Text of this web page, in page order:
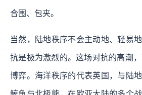
合围、包夹。
当然，陆地秩序不会主动地、轻易
抗是极为激烈的。这场对抗的高潮
博弈。海洋秩序的代表英国，与陆